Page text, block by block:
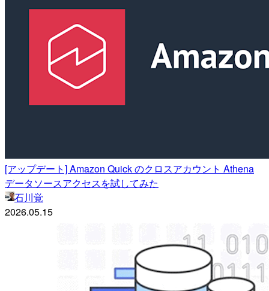
[アップデート] Amazon Quick のクロスアカウント Athena
データソースアクセスを試してみた
石川覚
2026.05.15